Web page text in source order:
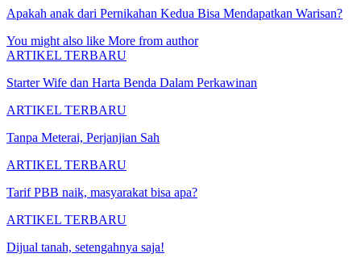
Apakah anak dari Pernikahan Kedua Bisa Mendapatkan Warisan?
You might also like More from author
ARTIKEL TERBARU
Starter Wife dan Harta Benda Dalam Perkawinan
ARTIKEL TERBARU
Tanpa Meterai, Perjanjian Sah
ARTIKEL TERBARU
Tarif PBB naik, masyarakat bisa apa?
ARTIKEL TERBARU
Dijual tanah, setengahnya saja!